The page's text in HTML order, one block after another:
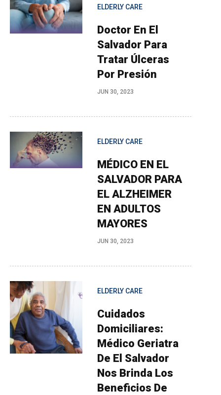
ELDERLY CARE
Doctor En El
Salvador Para
Tratar Úlceras
Por Presión
JUN 30, 2023
ELDERLY CARE
MÉDICO EN EL
SALVADOR PARA
EL ALZHEIMER
EN ADULTOS
MAYORES
JUN 30, 2023
ELDERLY CARE
Cuidados
Domiciliares:
Médico Geriatra
De El Salvador
Nos Brinda Los
Beneficios De